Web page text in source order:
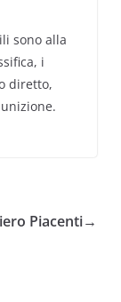
sono alla
i
diretto,
Piacenti→